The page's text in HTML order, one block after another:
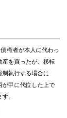
権者が本人に代わっ
産を買ったが、移転
制執行する場合に
が甲に代位した上で
。